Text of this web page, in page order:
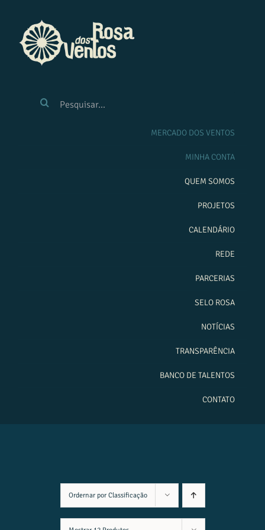
conteúdo
RESULTADOS
MERCADO DOS VENTOS
MINHA CONTA
QUEM SOMOS
PROJETOS
CALENDÁRIO
REDE
PARCERIAS
SELO ROSA
NOTÍCIAS
TRANSPARÊNCIA
BANCO DE TALENTOS
CONTATO
Ordernar por Classificação